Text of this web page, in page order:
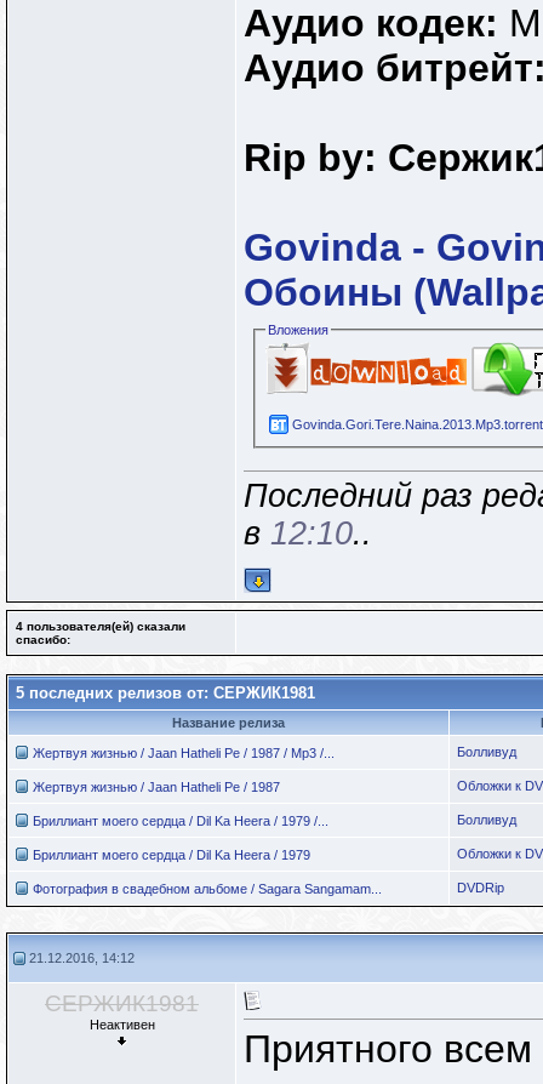
Аудио кодек:
Аудио
Rip by:
Govinda -
Обоины
Вложения
Govinda.Gori.Tere.Naina.2013.Mp3.torrent
Последний раз
в 12:10..
4 пользователя(ей) сказали
cпасибо:
5 последних релизов от: СЕРЖИК1981
Название релиза
Жертвуя жизнью / Jaan Hatheli Pe / 1987 / Mp3 /... Болливуд
Жертвуя жизнью / Jaan Hatheli Pe / 1987 Обложки к
Бриллиант моего сердца / Dil Ka Heera / 1979 /... Болливуд
Бриллиант моего сердца / Dil Ka Heera / 1979 Обложки к
Фотография в свадебном альбоме / Sagara Sangamam... DVDRip
21.12.2016, 14:12
СЕРЖИК1981
Неактивен
Приятного